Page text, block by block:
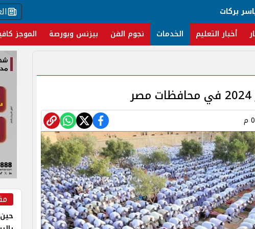
بركات
أخبار التعليم الخدمات نجوم الفن بيزنس وبورصة الموجز